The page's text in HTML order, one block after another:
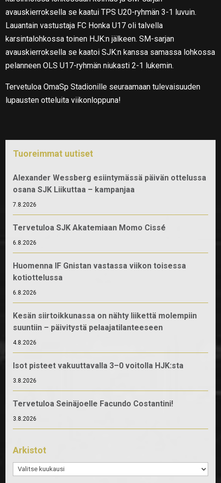
avauskierroksella se kaatui TPS U20-ryhmän 3-1 luvuin.
Lauantain vastustaja FC Honka U17 oli talvella
karsintalohkossa toinen HJK:n jälkeen. SM-sarjan
avauskierroksella se kaatoi SJK:n kanssa samassa lohkossa
pelanneen OLS U17-ryhmän niukasti 2-1 lukemin.
Tervetuloa OmaSp Stadionille seuraamaan tulevaisuuden
lupausten otteluita viikonloppuna!
Tuoreimmat uutiset
Alexander Wessberg esiintymässä päivän ottelussa
osana SJK Liikuttaa – kampanjaa
7.8.2026
Tervetuloa SJK Akatemiaan Momo Cissé
6.8.2026
Huomenna IF Gnistan vastassa viikon toisessa
kotiottelussa
6.8.2026
Kesän siirtoikkunassa on nähty liikettä molempiin
suuntiin – päivitystä pelaajatilanteeseen
4.8.2026
Isot pisteet vakuuttavalla 3–0 voitolla HJK:sta
3.8.2026
Tervetuloa Seinäjoelle Facundo Costantini!
3.8.2026
Arkistot
Arkistot